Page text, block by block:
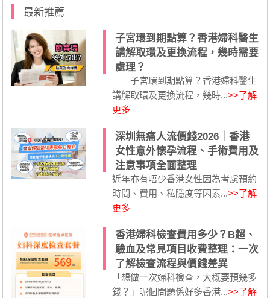
最新推薦
子宮環到期點算？香港婦科醫生
講解取環及更換流程，幾時需要
處理？
子宮環到期點算？香港婦科醫生
講解取環及更換流程，幾時...>>了解
更多
深圳無痛人流價錢2026｜香港
女性意外懷孕流程、手術費用及
注意事項全面整理
近年亦有唔少香港女性因為考慮預約
時間、費用、私隱度等因素...>>了解
更多
香港婦科檢查費用多少？B超、
驗血及常見項目收費整理：一次
了解檢查流程與價錢差異
「想做一次婦科檢查，大概要預幾多
錢？」呢個問題係好多香港...>>了解